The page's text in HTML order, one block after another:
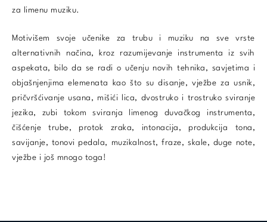
za limenu muziku.
Motivišem svoje učenike za trubu i muziku na sve vrste
alternativnih načina, kroz razumijevanje instrumenta iz svih
aspekata, bilo da se radi o učenju novih tehnika, savjetima i
objašnjenjima elemenata kao što su disanje, vježbe za usnik,
pričvršćivanje usana, mišići lica, dvostruko i trostruko sviranje
jezika, zubi tokom sviranja limenog duvačkog instrumenta,
čišćenje trube, protok zraka, intonacija, produkcija tona,
savijanje, tonovi pedala, muzikalnost, fraze, skale, duge note,
vježbe i još mnogo toga!